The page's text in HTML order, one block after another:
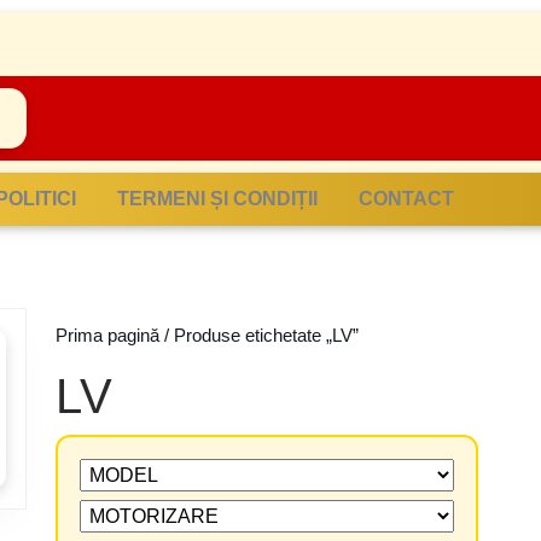
POLITICI TERMENI ȘI CONDIȚII CONTACT
Prima pagină / Produse etichetate „LV”
LV